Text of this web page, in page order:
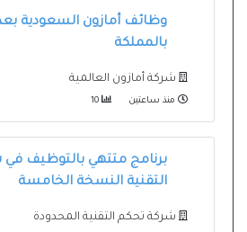
وظائف أمازون السعودية
بالمملكة
شركة أمازون العالمية
منذ ساعتين
برنامج متتهي بالتوظيف
التقنية النسخة الخامسة
شركة تحكم التقنية المحدودة